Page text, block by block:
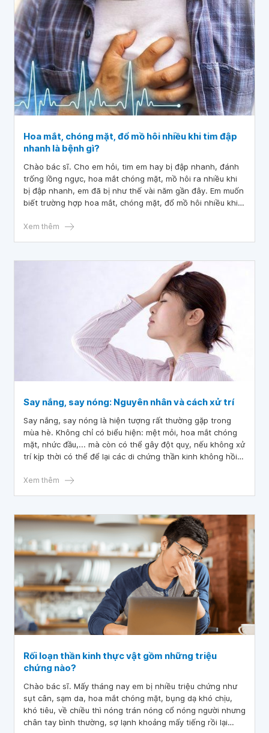
Hoa mắt, chóng mặt, đổ mồ hôi nhiều khi tim đập
nhanh là bệnh gì?
Chào bác sĩ. Cho em hỏi, tim em hay bị đập nhanh, đánh
trống lồng ngực, hoa mắt chóng mặt, mồ hôi ra nhiều khi
bị đập nhanh, em đã bị như thế vài năm gần đây. Em muốn
biết trường hợp hoa mắt, chóng mặt, đổ mồ hôi nhiều khi
Xem thêm
Say nắng, say nóng: Nguyên nhân và cách xử trí
Say nắng, say nóng là hiện tượng rất thường gặp trong
mùa hè. Không chỉ có biểu hiện: mệt mỏi, hoa mắt chóng
mặt, nhức đầu,... mà còn có thể gây đột quỵ, nếu không xử
trí kịp thời có thể để lại các di chứng thần kinh không hồi
Xem thêm
Rối loạn thần kinh thực vật gồm những triệu
chứng nào?
Chào bác sĩ. Mấy tháng nay em bị nhiều triệu chứng như
sụt cân, sạm da, hoa mắt chóng mặt, bụng dạ khó chịu,
khó tiêu, về chiều thì nóng trán nóng cổ nóng người nhưng
chân tay bình thường, sợ lạnh khoảng mấy tiếng rồi lại